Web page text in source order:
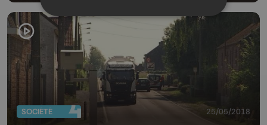
SOCIÉTÉ 25/05/2018